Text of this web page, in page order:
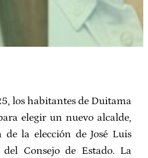
los habitantes de Duitama
elegir un nuevo alcalde,
la elección de José Luis
Consejo de Estado. La